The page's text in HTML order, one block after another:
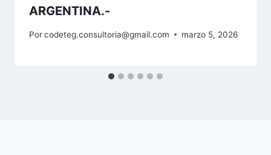
ARGENTINA.-
Porcodeteg.consultoria@gmail.com marzo 5, 2026